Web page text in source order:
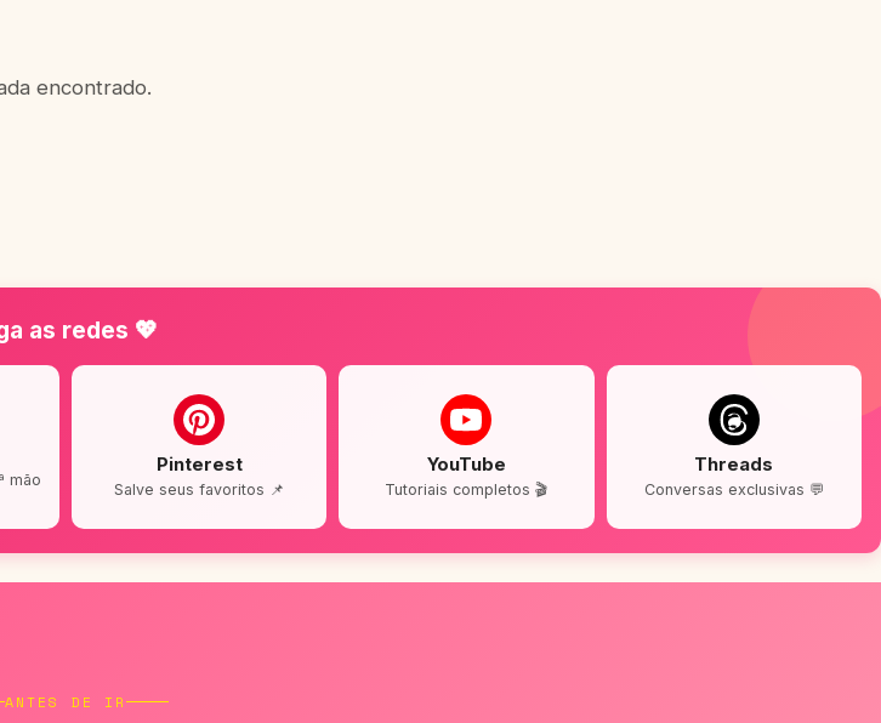
encontrado.
as redes 💖
mão
Pinterest
Salve seus favoritos 📌
YouTube
Tutoriais completos 🎬
Threads
Conversas exclusivas 💬
ANTES DE IR